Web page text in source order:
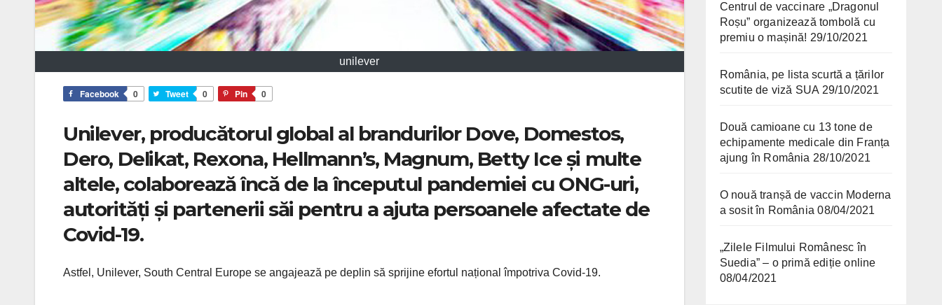
unilever
Facebook 0 Tweet 0 Pin 0
Unilever, producătorul global al brandurilor Dove, Domestos,
Dero, Delikat, Rexona, Hellmann’s, Magnum, Betty Ice și multe
altele, colaborează încă de la începutul pandemiei cu ONG-uri,
autorități și partenerii săi pentru a ajuta persoanele afectate de
Covid-19.
Astfel, Unilever, South Central Europe se angajează pe deplin să sprijine efortul național împotriva Covid-19.
Centrul de vaccinare „Dragonul
Roșu” organizează tombolă cu
premiu o mașină! 29/10/2021
România, pe lista scurtă a țărilor
scutite de viză SUA 29/10/2021
Două camioane cu 13 tone de
echipamente medicale din Franța
ajung în România 28/10/2021
O nouă tranșă de vaccin Moderna
a sosit în România 08/04/2021
„Zilele Filmului Românesc în
Suedia” – o primă ediție online
08/04/2021